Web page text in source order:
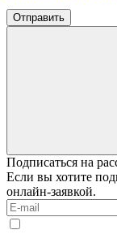
Отправить
Подписаться на
Если вы хотите
онлайн-заявкой.